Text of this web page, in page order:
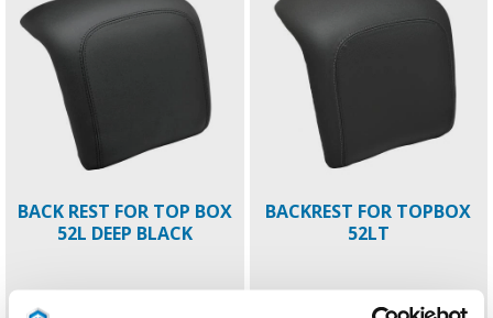
BACK REST FOR TOP BOX
52L DEEP BLACK
BACKREST FOR TOPBOX
52LT
€ 89